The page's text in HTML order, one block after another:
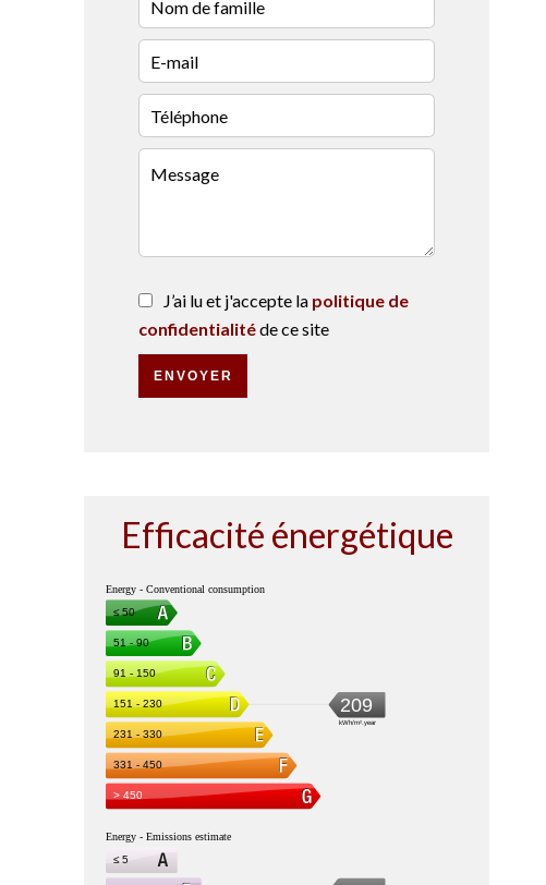
J’ai lu et j'accepte la politique de
confidentialitéde ce site
ENVOYER
Efficacité énergétique